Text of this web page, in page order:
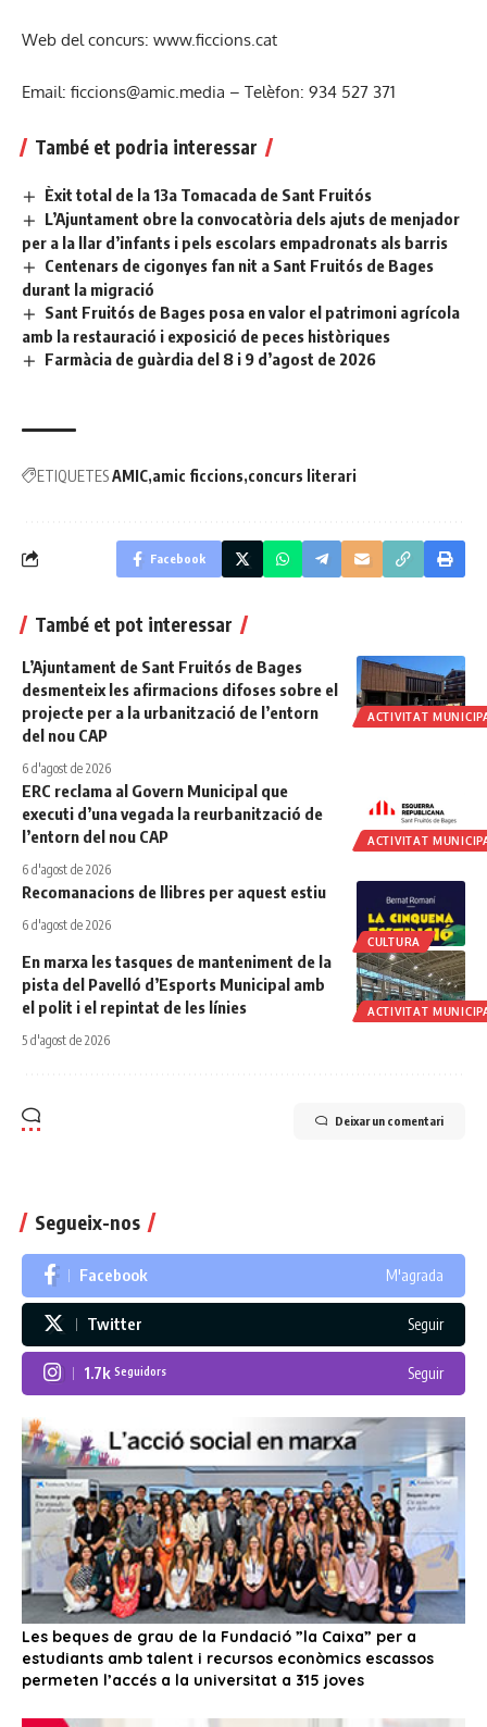
Web del concurs: www.ficcions.cat
Email: ficcions@amic.media – Telèfon: 934 527 371
També et podria interessar
Èxit total de la 13a Tomacada de Sant Fruitós
L’Ajuntament obre la convocatòria dels ajuts de menjador
per a la llar d’infants i pels escolars empadronats als barris
Centenars de cigonyes fan nit a Sant Fruitós de Bages
durant la migració
Sant Fruitós de Bages posa en valor el patrimoni agrícola
amb la restauració i exposició de peces històriques
Farmàcia de guàrdia del 8 i 9 d’agost de 2026
ETIQUETESAMIC amic ficcions concurs literari
Facebook
També et pot interessar
ACTIVITAT
L’Ajuntament de Sant Fruitós de Bages
desmenteix les afirmacions difoses sobre el
projecte per a la urbanització de l’entorn
del nou CAP
6 d'agost de 2026
ACTIVITAT
ERC reclama al Govern Municipal que
executi d’una vegada la reurbanització de
l’entorn del nou CAP
6 d'agost de 2026
CULTURA
Recomanacions de llibres per aquest estiu
6 d'agost de 2026
ACTIVITAT
En marxa les tasques de manteniment de la
pista del Pavelló d’Esports Municipal amb
el polit i el repintat de les línies
5 d'agost de 2026
Deixar un comentari
Segueix-nos
Facebook M'agrada
Twitter Seguir
1.7k Seguidors Seguir